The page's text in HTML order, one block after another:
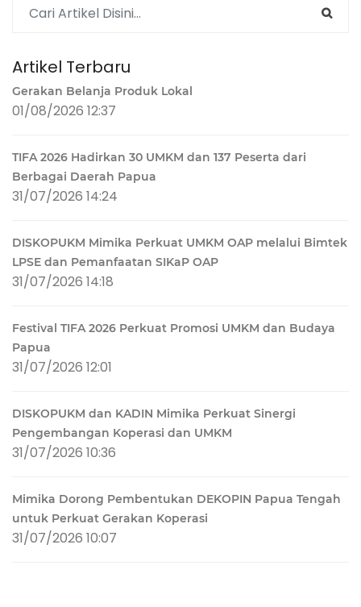
Artikel Terbaru
Gerakan Belanja Produk Lokal
01/08/2026 12:37
TIFA 2026 Hadirkan 30 UMKM dan 137 Peserta dari
Berbagai Daerah Papua
31/07/2026 14:24
DISKOPUKM Mimika Perkuat UMKM OAP melalui Bimtek
LPSE dan Pemanfaatan SIKaP OAP
31/07/2026 14:18
Festival TIFA 2026 Perkuat Promosi UMKM dan Budaya
Papua
31/07/2026 12:01
DISKOPUKM dan KADIN Mimika Perkuat Sinergi
Pengembangan Koperasi dan UMKM
31/07/2026 10:36
Mimika Dorong Pembentukan DEKOPIN Papua Tengah
untuk Perkuat Gerakan Koperasi
31/07/2026 10:07